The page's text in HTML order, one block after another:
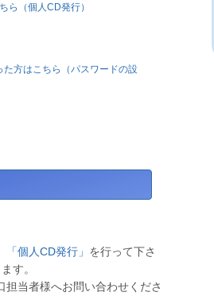
ら（個人CD発行）
方はこちら（パスワードの設
「個人CD発行」 を行って下さ
す。
当者様へお問い合わせくださ